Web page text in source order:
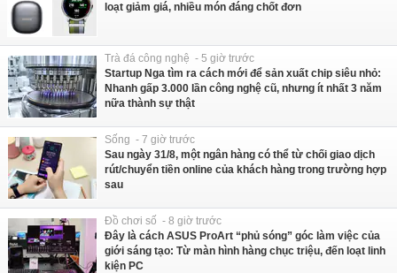
loạt giảm giá, nhiều món đáng chốt đơn
Trà đá công nghệ - 5 giờ trước
Startup Nga tìm ra cách mới để sản xuất chip siêu nhỏ:
Nhanh gấp 3.000 lần công nghệ cũ, nhưng ít nhất 3 năm
nữa thành sự thật
Sống - 7 giờ trước
Sau ngày 31/8, một ngân hàng có thể từ chối giao dịch
rút/chuyển tiền online của khách hàng trong trường hợp
sau
Đồ chơi số - 8 giờ trước
Đây là cách ASUS ProArt “phủ sóng” góc làm việc của
giới sáng tạo: Từ màn hình hàng chục triệu, đến loạt linh
kiện PC